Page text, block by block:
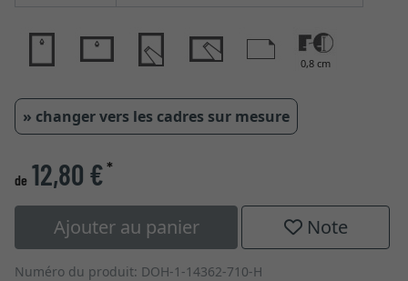
0,8 cm
» changer vers les cadres sur mesure
de 12,80 €*
Ajouter au panier Note
Numéro du produit: DOH-1-14362-710-H